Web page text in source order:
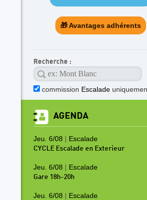
🎁 Avantages adhérents
Recherche :
commission Escalade
AGENDA
Jeu. 6/08 | Escalade
CYCLE Escalade en Exterieur
Jeu. 6/08 | Escalade
Gare 18h-20h
Jeu. 6/08 | Escalade